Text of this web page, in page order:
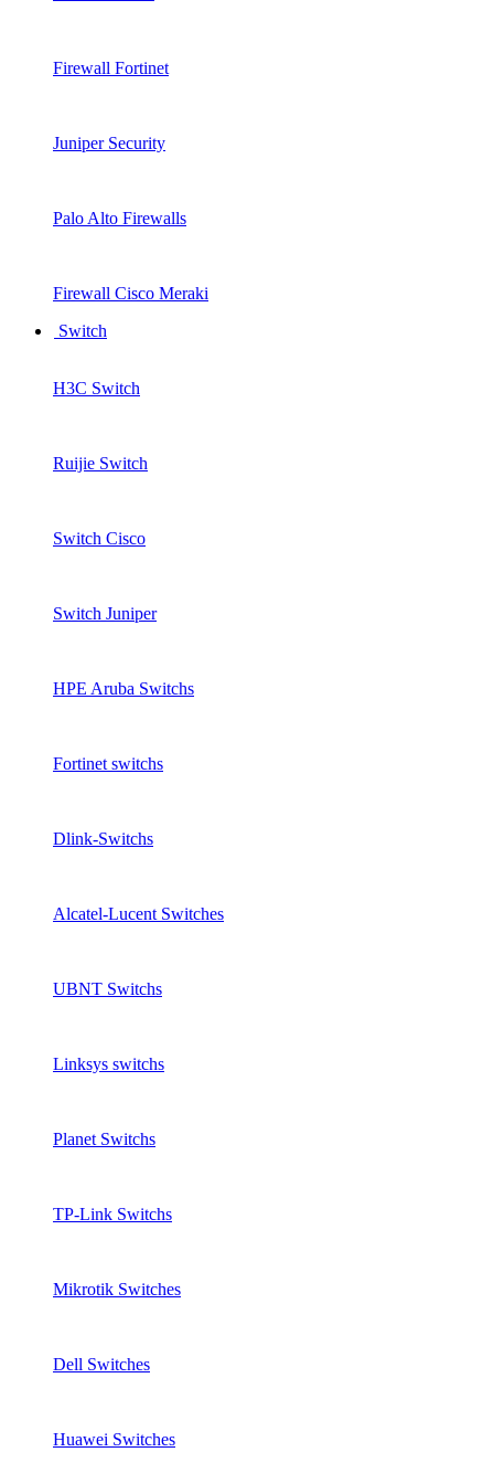
Firewall Fortinet
Juniper Security
Palo Alto Firewalls
Firewall Cisco Meraki
Switch
H3C Switch
Ruijie Switch
Switch Cisco
Switch Juniper
HPE Aruba Switchs
Fortinet switchs
Dlink-Switchs
Alcatel-Lucent Switches
UBNT Switchs
Linksys switchs
Planet Switchs
TP-Link Switchs
Mikrotik Switches
Dell Switches
Huawei Switches